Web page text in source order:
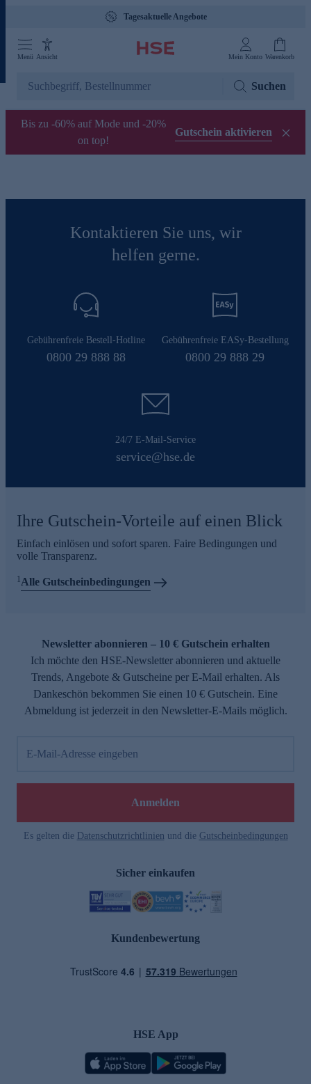
Tagesaktuelle Angebote
Menü Ansicht Mein Konto Warenkorb
Suchen
Bis zu -60% auf Mode und -20%
on top!
Gutschein aktivieren
Kontaktieren Sie uns, wir
helfen gerne.
Gebührenfreie Bestell-Hotline
0800 29 888 88
Gebührenfreie EASy-Bestellung
0800 29 888 29
24/7 E-Mail-Service
service@hse.de
Ihre Gutschein-Vorteile auf einen Blick
Einfach einlösen und sofort sparen. Faire Bedingungen und
volle Transparenz.
1Alle Gutscheinbedingungen
Newsletter abonnieren – 10 € Gutschein erhalten
Ich möchte den HSE-Newsletter abonnieren und aktuelle
Trends, Angebote & Gutscheine per E-Mail erhalten. Als
Dankeschön bekommen Sie einen 10 € Gutschein. Eine
Abmeldung ist jederzeit in den Newsletter-E-Mails möglich.
E-Mail-Adresse eingeben
Anmelden
Es gelten die Datenschutzrichtlinien und die Gutscheinbedingungen
Sicher einkaufen
Kundenbewertung
HSE App